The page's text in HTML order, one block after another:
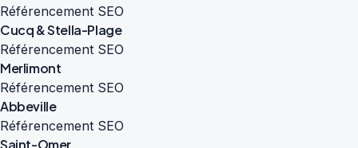
Référencement SEO
Cucq & Stella-Plage
Référencement SEO
Merlimont
Référencement SEO
Abbeville
Référencement SEO
Saint-Omer